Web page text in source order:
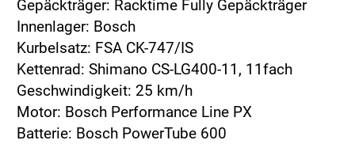
Gepäckträger: Racktime Fully Gepäckträger
Innenlager: Bosch
Kurbelsatz: FSA CK-747/IS
Kettenrad: Shimano CS-LG400-11, 11fach
Geschwindigkeit: 25 km/h
Motor: Bosch Performance Line PX
Batterie: Bosch PowerTube 600